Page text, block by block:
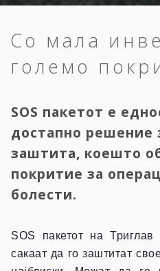
Со мала
големо
SOS пакетот е
достапно решение
заштита, коешто
покритие за
болести.
SOS пакетот на
сакаат да го заштитат